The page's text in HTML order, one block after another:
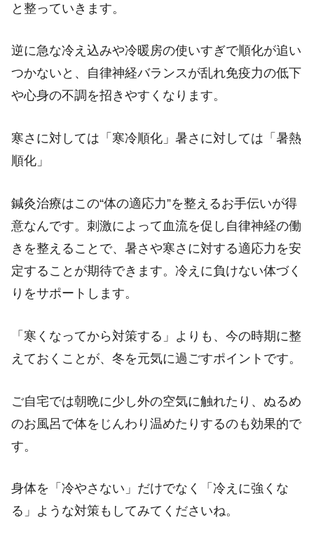
と整っていきます。
逆に急な冷え込みや冷暖房の使いすぎで順化が追い
つかないと、自律神経バランスが乱れ免疫力の低下
や心身の不調を招きやすくなります。
寒さに対しては「寒冷順化」 暑さに対しては「暑熱
順化」
鍼灸治療はこの“体の適応力”を整えるお手伝いが得
意なんです。 刺激によって血流を促し自律神経の働
きを整えることで、 暑さや寒さに対する適応力を安
定することが期待できます。 冷えに負けない体づく
りをサポートします。
「寒くなってから対策する」よりも、今の時期に整
えておくことが、冬を元気に過ごすポイントです。
ご自宅では朝晩に少し外の空気に触れたり、ぬるめ
のお風呂で体をじんわり温めたりするのも効果的で
す。
身体を「冷やさない」だけでなく「冷えに強くな
る」ような対策もしてみてくださいね。